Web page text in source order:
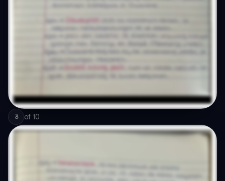
3 of 10